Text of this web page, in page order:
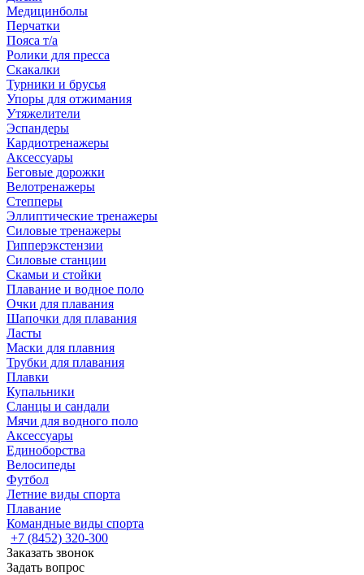
Медицинболы
Перчатки
Пояса т/а
Ролики для пресса
Скакалки
Турники и брусья
Упоры для отжимания
Утяжелители
Эспандеры
Кардиотренажеры
Аксессуары
Беговые дорожки
Велотренажеры
Степперы
Эллиптические тренажеры
Силовые тренажеры
Гипперэкстензии
Силовые станции
Скамьи и стойки
Плавание и водное поло
Очки для плавания
Шапочки для плавания
Ласты
Маски для плавния
Трубки для плавания
Плавки
Купальники
Сланцы и сандали
Мячи для водного поло
Аксессуары
Единоборства
Велосипеды
Футбол
Летние виды спорта
Плавание
Командные виды спорта
+7 (8452) 320-300
Заказать звонок
Задать вопрос